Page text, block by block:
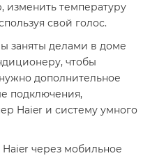
температуру
свой голос.
заняты делами в доме
чтобы
дополнительное
подключения,
Haier и систему умного
через мобильное